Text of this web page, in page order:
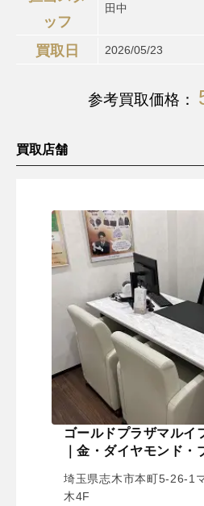
ッフ
田中
買取日 2026/05/23
参考買取価格：
買取店舗
ゴールドプラザマルイ
｜金・ダイヤモンド・
埼玉県志木市本町5-26-1
木4F